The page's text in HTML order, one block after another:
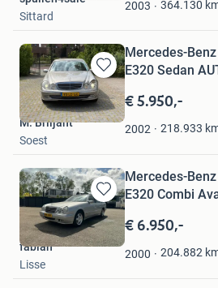
2003 364.130
Sittard
Bewaren
in
Mijn
Favorieten
Mercedes-
E320 Sedan
€ 5.950,-
2002 218.933
M. Briljant
Soest
Bewaren
in
Mijn
Favorieten
Mercedes-
E320 Combi
€ 6.950,-
2000 204.882
fabian
Lisse